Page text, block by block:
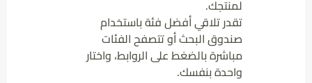
لمنتجك.
تقدر تلاقي أفضل فئة باستخدام
صندوق البحث أو تتصفح الفئات
مباشرة بالضغط على الروابط، واختار
واحدة بنفسك.